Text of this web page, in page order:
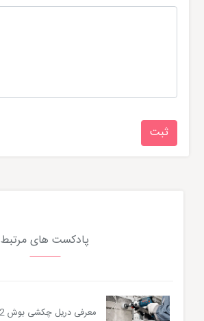
پادکست های مرتبط
معرفی دریل چکشی بوش GSB 24-2